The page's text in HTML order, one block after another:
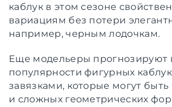
каблук в этом сезоне
вариациям без потери
например, черным лодочкам.
Еще модельеры прогнозируют
популярности фигурных
завязками, которые могут
и сложных геометрических